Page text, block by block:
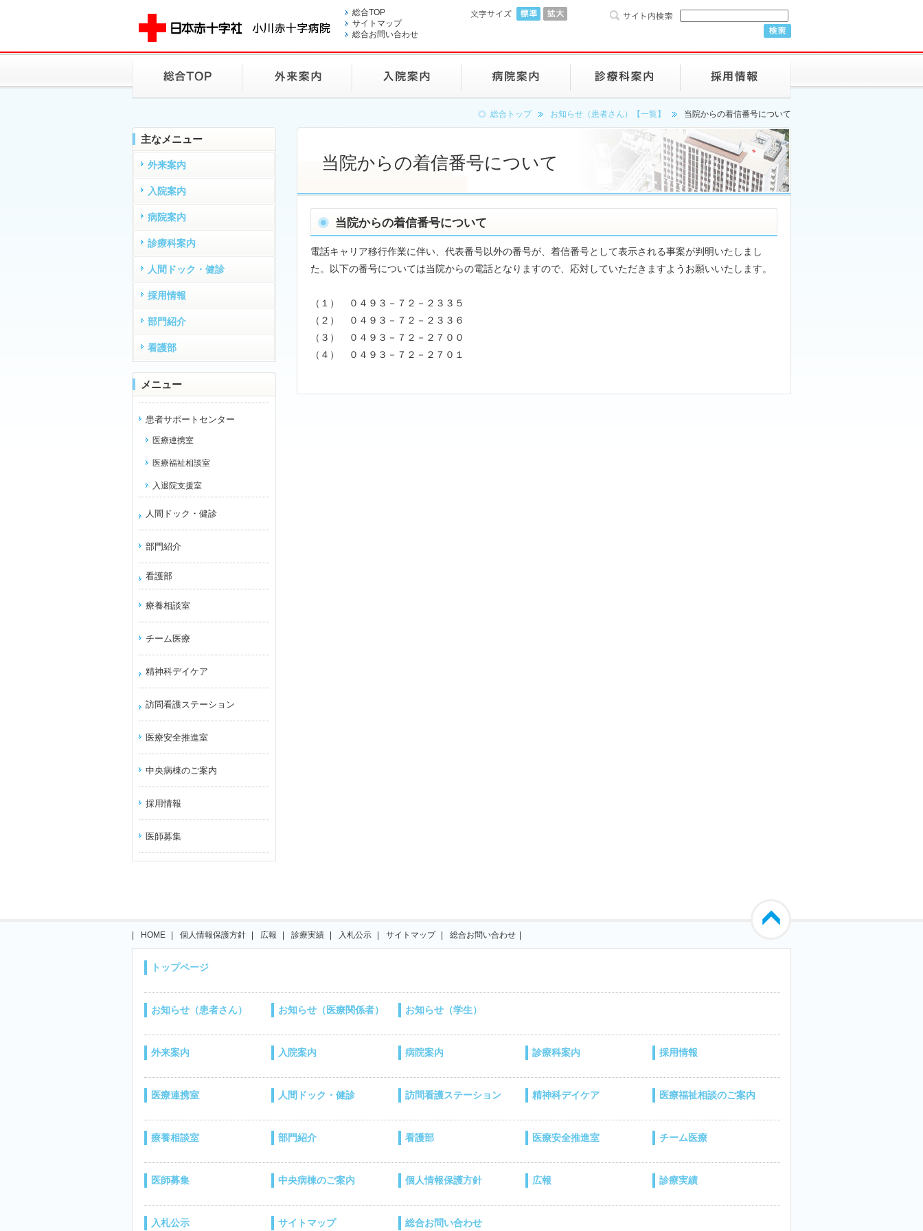
総合TOP
サイトマップ
総合お問い合わせ
総合トップ お知らせ（患者さん）【一覧】 当院からの着信番号について
当院からの着信番号について
当院からの着信番号について
電話キャリア移行作業に伴い、代表番号以外の番号が、着信番号として表示される事案が判明いたしまし
た。以下の番号については当院からの電話となりますので、応対していただきますようお願いいたします。
（１） ０４９３－７２－２３３５
（２） ０４９３－７２－２３３６
（３） ０４９３－７２－２７００
（４） ０４９３－７２－２７０１
主なメニュー
外来案内
入院案内
病院案内
診療科案内
人間ドック・健診
採用情報
部門紹介
看護部
メニュー
患者サポートセンター
医療連携室
医療福祉相談室
入退院支援室
人間ドック・健診
部門紹介
看護部
療養相談室
チーム医療
精神科デイケア
訪問看護ステーション
医療安全推進室
中央病棟のご案内
採用情報
医師募集
HOME 個人情報保護方針 広報 診療実績 入札公示 サイトマップ 総合お問い合わせ
トップページ
お知らせ（患者さん） お知らせ（医療関係者） お知らせ（学生）
外来案内 入院案内 病院案内 診療科案内 採用情報
医療連携室 人間ドック・健診 訪問看護ステーション 精神科デイケア 医療福祉相談のご案内
療養相談室 部門紹介 看護部 医療安全推進室 チーム医療
医師募集 中央病棟のご案内 個人情報保護方針 広報 診療実績
入札公示 サイトマップ 総合お問い合わせ